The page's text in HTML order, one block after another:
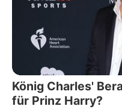
König Charles'
für Prinz Harry?